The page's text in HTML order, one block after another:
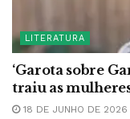
LITERATURA
‘Garota sobre
traiu as
18 DE JUNHO DE 2026